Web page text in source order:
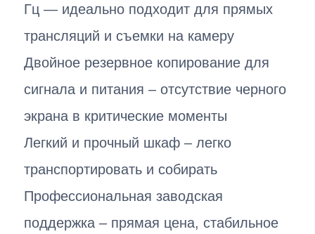
Гц — идеально подходит для прямых
трансляций и съемки на камеру
Двойное резервное копирование для
сигнала и питания – отсутствие черного
экрана в критические моменты
Легкий и прочный шкаф – легко
транспортировать и собирать
Профессиональная заводская
поддержка – прямая цена, стабильное